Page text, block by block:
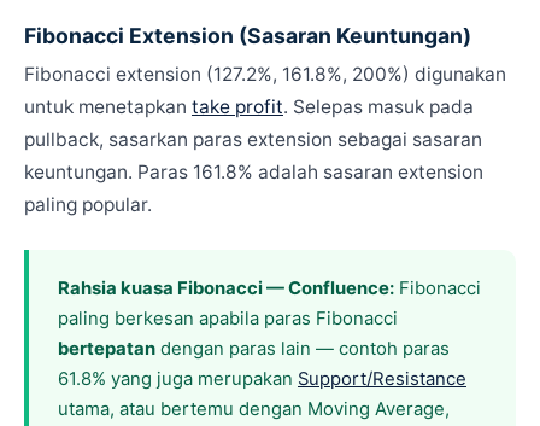
Fibonacci Extension (Sasaran Keuntungan)
Fibonacci extension (127.2%, 161.8%, 200%) digunakan
untuk menetapkan take profit. Selepas masuk pada
pullback, sasarkan paras extension sebagai sasaran
keuntungan. Paras 161.8% adalah sasaran extension
paling popular.
Rahsia kuasa Fibonacci — Confluence: Fibonacci
paling berkesan apabila paras Fibonacci
bertepatan dengan paras lain — contoh paras
61.8% yang juga merupakan Support/Resistance
utama, atau bertemu dengan Moving Average,